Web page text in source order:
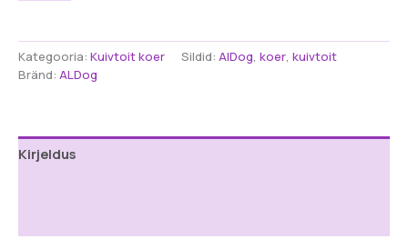
lõhe
ja
teraviljaga
koertele
12
Kategooria: Kuivtoit koer Sildid: AlDog, koer, kuivtoit
Bränd: ALDog
Kirjeldus